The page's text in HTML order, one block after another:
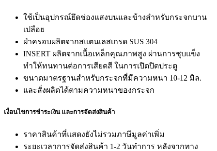
ใช้เป็นอุปกรณ์ยึดช่องแสงบนและข้างสำหรับกระจกบาน
เปลือย
ฝ่าครอบผลิตจากสแตนเลสเกรด SUS 304
INSERT ผลิตจากเนื้อเหล็กคุณภาพสูง ผ่านการชุบแข็ง
ทำให้ทนทานต่อการเสียดสี ในการเปิดปิดประตู
ขนาดมาตรฐานสำหรับกระจกที่มีความหนา 10-12 มิล.
และสั่งผลิตได้ตามความหนาของกระจก
เงื่อนไขการชำระเงิน และการจัดส่งสินค้า
ราคาสินค้าที่แสดงยังไม่รวมภาษีมูลค่าเพิ่ม
ระยะเวลาการจัดส่งสินค้า 1-2 วันทำการ หลังจากทาง